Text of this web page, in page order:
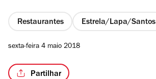
Restaurantes Estrela/Lapa/Santos
sexta-feira 4 maio 2018
Partilhar